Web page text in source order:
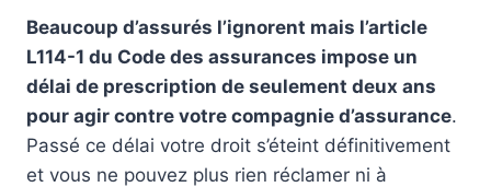
Beaucoup d’assurés l’ignorent mais l’article
L114-1 du Code des assurances impose un
délai de prescription de seulement deux ans
pour agir contre votre compagnie d’assurance.
Passé ce délai votre droit s’éteint définitivement
et vous ne pouvez plus rien réclamer ni à